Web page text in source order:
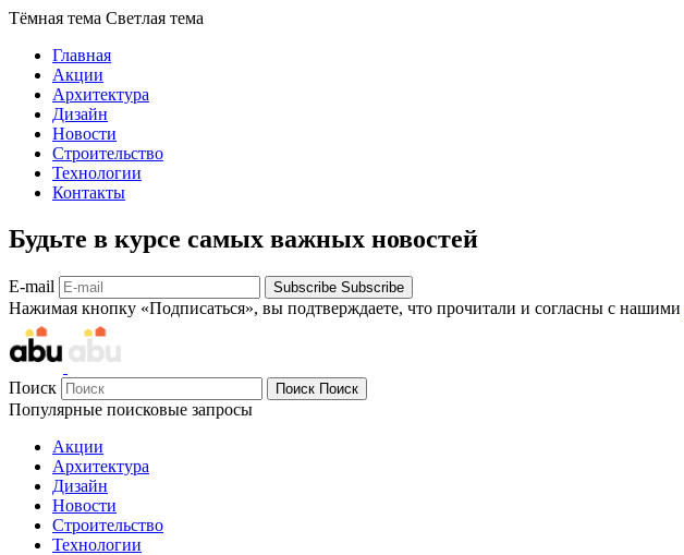
Тёмная тема Светлая тема
Главная
Акции
Архитектура
Дизайн
Новости
Строительство
Технологии
Контакты
Будьте в курсе самых важных новостей
E-mail Subscribe Subscribe
Нажимая кнопку «Подписаться», вы подтверждаете, что прочитали и согласны с нашими
Поиск Поиск Поиск
Популярные поисковые запросы
Акции
Архитектура
Дизайн
Новости
Строительство
Технологии